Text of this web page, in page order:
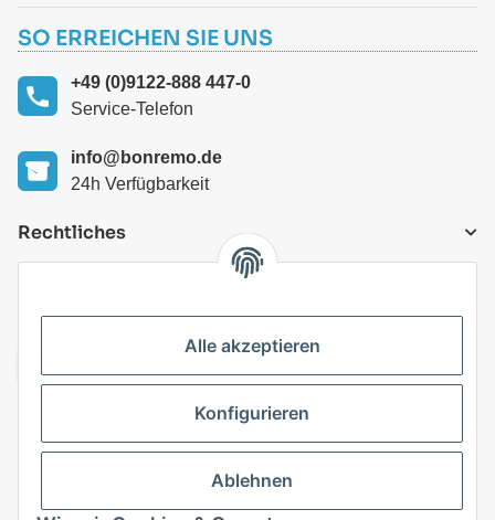
SO ERREICHEN SIE UNS
+49 (0)9122-888 447-0
Service-Telefon
info@bonremo.de
24h Verfügbarkeit
Rechtliches
Vertrag widerrufen
Alle akzeptieren
Konfigurieren
Ablehnen